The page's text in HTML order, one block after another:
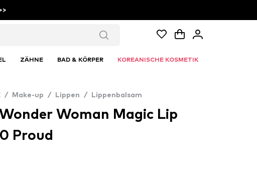
ZÄHNE BAD & KÖRPER KOREANISCHE KOSMETIK
/ Make-up / Lippen / Lippenbalsam
Woman Magic Lip
Proud